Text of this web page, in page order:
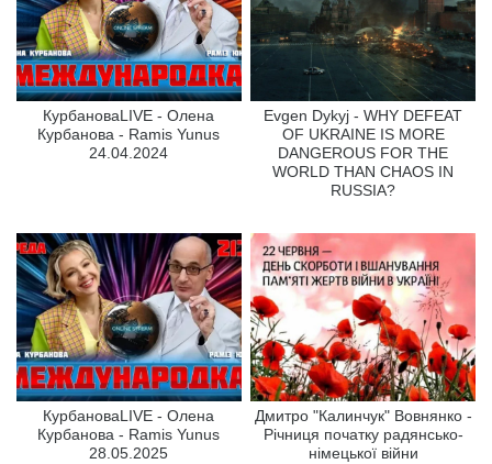
КурбановаLIVE - Олена
Курбанова - Ramis Yunus
24.04.2024
Evgen Dykyj - WHY DEFEAT
OF UKRAINE IS MORE
DANGEROUS FOR THE
WORLD THAN CHAOS IN
RUSSIA?
КурбановаLIVE - Олена
Курбанова - Ramis Yunus
28.05.2025
Дмитро "Калинчук" Вовнянко -
Річниця початку радянсько-
німецької війни